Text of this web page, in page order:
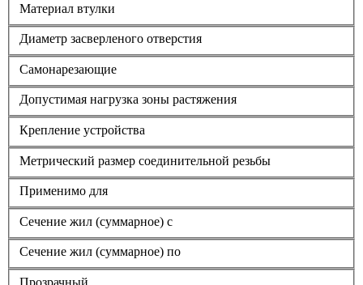
Материал втулки
Диаметр засверленого отверстия
Самонарезающие
Допустимая нагрузка зоны растяжения
Крепление устройства
Метрический размер соединительной резьбы
Применимо для
Сечение жил (суммарное) с
Сечение жил (суммарное) по
Прозрачный